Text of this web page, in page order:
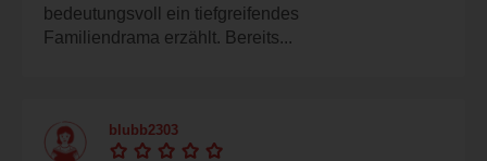
bedeutungsvoll ein tiefgreifendes
Familiendrama erzählt. Bereits...
blubb2303